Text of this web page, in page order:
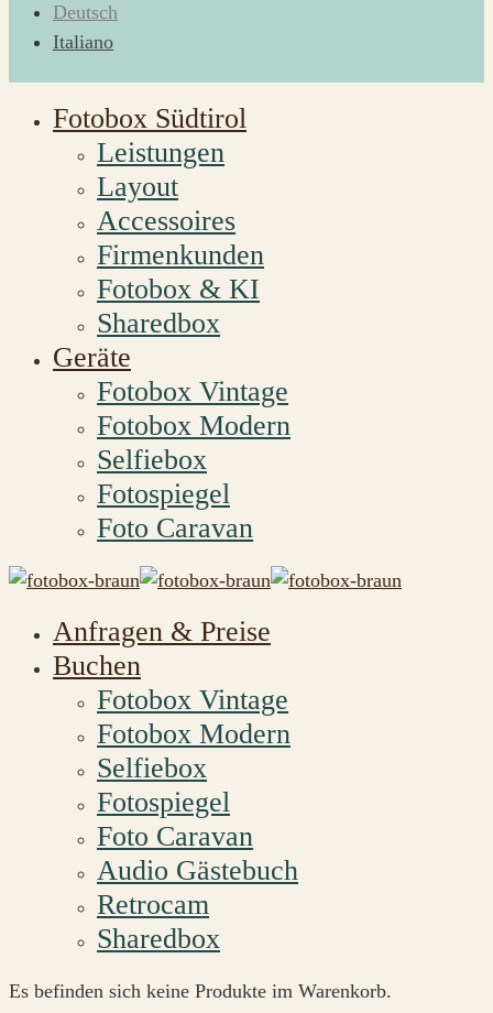
Deutsch
Italiano
Fotobox Südtirol
Leistungen
Layout
Accessoires
Firmenkunden
Fotobox & KI
Sharedbox
Geräte
Fotobox Vintage
Fotobox Modern
Selfiebox
Fotospiegel
Foto Caravan
Anfragen & Preise
Buchen
Fotobox Vintage
Fotobox Modern
Selfiebox
Fotospiegel
Foto Caravan
Audio Gästebuch
Retrocam
Sharedbox
Es befinden sich keine Produkte im Warenkorb.